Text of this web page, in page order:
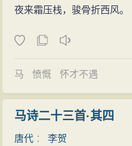
这首五言绝句，绝大多数
“这真是‘黑云压城城欲摧’
所引诗句也都是李贺诗作
篇的应用机率至今仍是很高
个令人欣喜的结果，跟他
了有名的《高轩过》诗。本
举进士。该年初冬，二十一
月》，并一举获隽，年底即
未开逢猰犬”，妒才者放出
夜来霜压栈，骏骨折西风。
马 愤慨 怀才不遇
马诗二十三首·其四
唐代 ：李贺